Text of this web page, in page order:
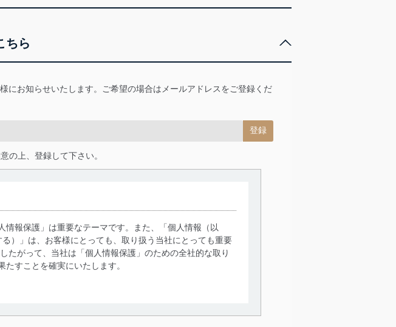
ちら
にお知らせいたします。ご希望の場合はメールアドレスをご登録くだ
の上、登録して下さい。
報保護」は重要なテーマです。また、「個人情報（以
）」は、お客様にとっても、取り扱う当社にとっても重要
たがって、当社は「個人情報保護」のための全社的な取り
すことを確実にいたします。
し、本人の同意を得たうえで利用目的の達成に必要な範